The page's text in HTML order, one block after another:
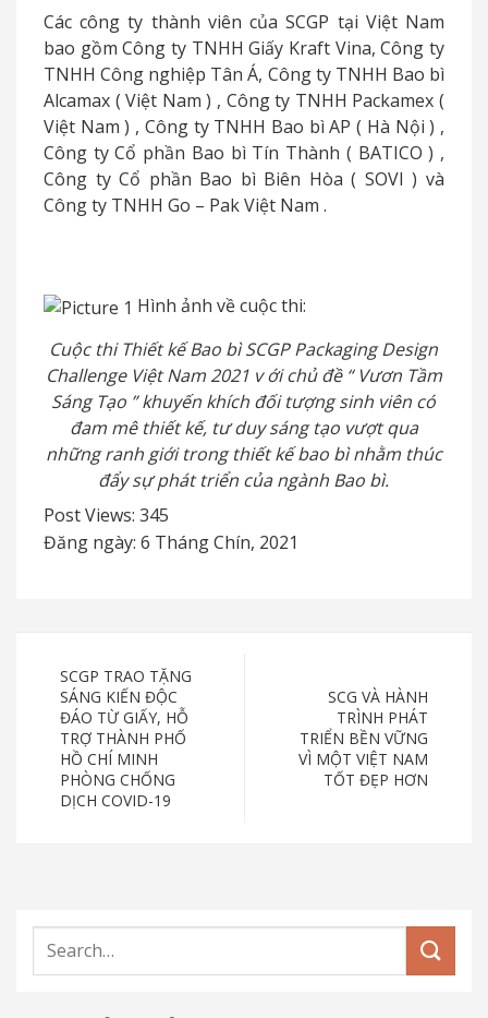
Các công ty thành viên của SCGP tại Việt Nam
bao gồm Công ty TNHH Giấy Kraft Vina, Công ty
TNHH Công nghiệp Tân Á, Công ty TNHH Bao bì
Alcamax ( Việt Nam ) , Công ty TNHH Packamex(
Việt Nam ) , Công ty TNHH Bao bì AP( Hà Nội ) ,
Công ty Cổ phần Bao bì Tín Thành ( BATICO ) ,
Công ty Cổ phần Bao bì Biên Hòa( SOVI )và
Công ty TNHH Go – Pak Việt Nam .
Hình ảnh về cuộc thi:
Cuộc thi Thiết kế Bao bì SCGP Packaging Design
Challenge Việt Nam 2021 v ới chủ đề “ Vươn Tầm
Sáng Tạo ” khuyến khích đối tượng sinh viên có
đam mê thiết kế, tư duy sáng tạo vượt qua
những ranh giới trong thiết kế bao bì nhằm thúc
đẩy sự phát triển của ngành Bao bì.
Post Views: 345
Đăng ngày: 6 Tháng Chín, 2021
SCGP TRAO TẶNG
SÁNG KIẾN ĐỘC
ĐÁO TỪ GIẤY, HỖ
TRỢ THÀNH PHỐ
HỒ CHÍ MINH
PHÒNG CHỐNG
DỊCH COVID-19
SCG VÀ HÀNH
TRÌNH PHÁT
TRIỂN BỀN VỮNG
VÌ MỘT VIỆT NAM
TỐT ĐẸP HƠN